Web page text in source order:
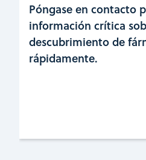
Póngase en contacto
información crítica
descubrimiento de
rápidamente.